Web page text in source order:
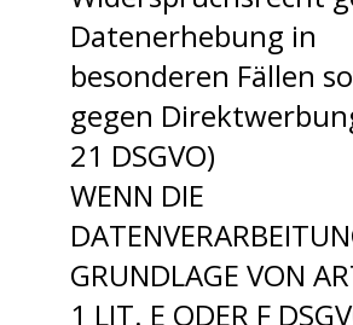
Datenerhebung in
besonderen Fällen
gegen
21 DSGVO)
WENN DIE
GRUNDLAGE VON
1 LIT. E ODER F